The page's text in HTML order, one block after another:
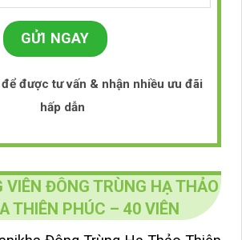
được tư vấn & nhận nhiều ưu đãi
hấp dẫn
VIÊN ĐÔNG TRÙNG HẠ THẢO
THIÊN PHÚC – 40 VIÊN